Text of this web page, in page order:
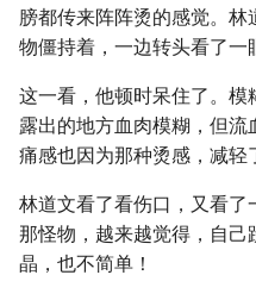
膀都传来阵阵烫的感觉。
物僵持着，一边转头看了一
这一看，他顿时呆住了。模
露出的地方血肉模糊，但
痛感也因为那种烫感，减轻
林道文看了看伤口，又看
那怪物，越来越觉得，自
晶，也不简单！